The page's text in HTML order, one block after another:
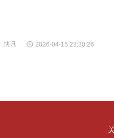
快讯 2026-04-15 23:30:26